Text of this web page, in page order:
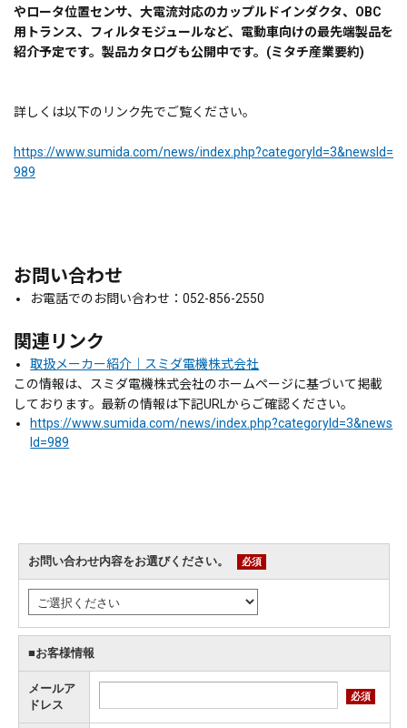
やロータ位置センサ、大電流対応のカップルドインダクタ、OBC
用トランス、フィルタモジュールなど、電動車向けの最先端製品を
紹介予定です。製品カタログも公開中です。(ミタチ産業要約)
詳しくは以下のリンク先でご覧ください。
https://www.sumida.com/news/index.php?categoryId=3&newsId=
989
お問い合わせ
お電話でのお問い合わせ：052-856-2550
関連リンク
取扱メーカー紹介｜スミダ電機株式会社
この情報は、スミダ電機株式会社のホームページに基づいて掲載
しております。最新の情報は下記URLからご確認ください。
https://www.sumida.com/news/index.php?categoryId=3&news
Id=989
お問い合わせ内容をお選びください。 必須
■お客様情報
メールア
ドレス
必須